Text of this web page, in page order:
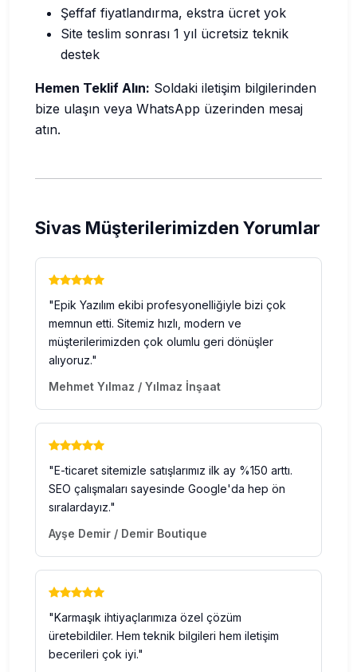
Şeffaf fiyatlandırma, ekstra ücret yok
Site teslim sonrası 1 yıl ücretsiz teknik
destek
Hemen Teklif Alın: Soldaki iletişim bilgilerinden
bize ulaşın veya WhatsApp üzerinden mesaj
atın.
Sivas Müşterilerimizden Yorumlar
"Epik Yazılım ekibi profesyonelliğiyle bizi çok
memnun etti. Sitemiz hızlı, modern ve
müşterilerimizden çok olumlu geri dönüşler
alıyoruz."
Mehmet Yılmaz / Yılmaz İnşaat
"E-ticaret sitemizle satışlarımız ilk ay %150 arttı.
SEO çalışmaları sayesinde Google'da hep ön
sıralardayız."
Ayşe Demir / Demir Boutique
"Karmaşık ihtiyaçlarımıza özel çözüm
üretebildiler. Hem teknik bilgileri hem iletişim
becerileri çok iyi."